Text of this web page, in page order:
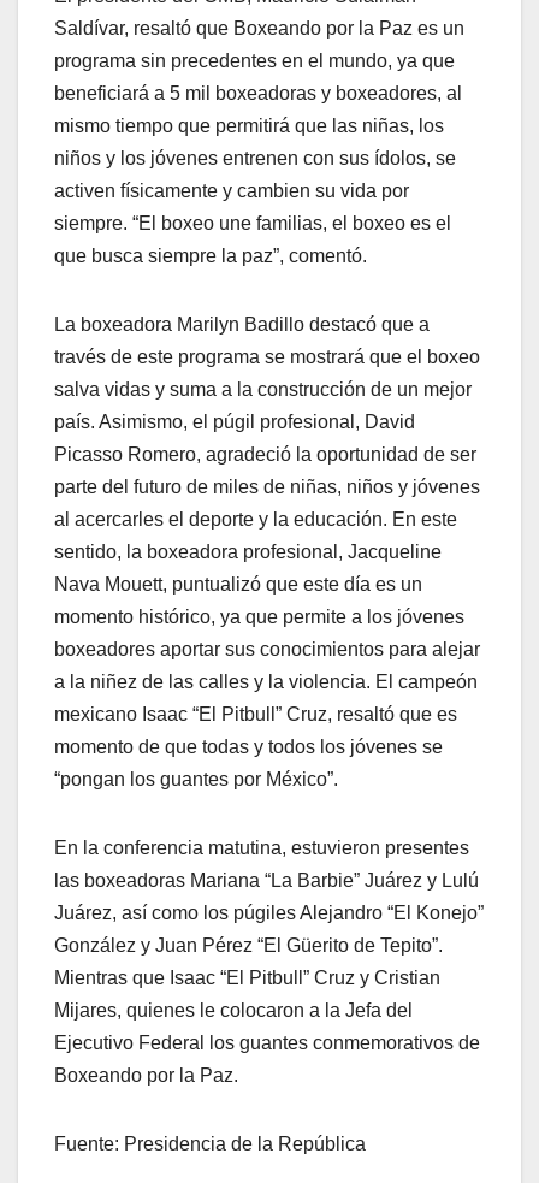
Saldívar, resaltó que Boxeando por la Paz es un
programa sin precedentes en el mundo, ya que
beneficiará a 5 mil boxeadoras y boxeadores, al
mismo tiempo que permitirá que las niñas, los
niños y los jóvenes entrenen con sus ídolos, se
activen físicamente y cambien su vida por
siempre. “El boxeo une familias, el boxeo es el
que busca siempre la paz”, comentó.
La boxeadora Marilyn Badillo destacó que a
través de este programa se mostrará que el boxeo
salva vidas y suma a la construcción de un mejor
país. Asimismo, el púgil profesional, David
Picasso Romero, agradeció la oportunidad de ser
parte del futuro de miles de niñas, niños y jóvenes
al acercarles el deporte y la educación. En este
sentido, la boxeadora profesional, Jacqueline
Nava Mouett, puntualizó que este día es un
momento histórico, ya que permite a los jóvenes
boxeadores aportar sus conocimientos para alejar
a la niñez de las calles y la violencia. El campeón
mexicano Isaac “El Pitbull” Cruz, resaltó que es
momento de que todas y todos los jóvenes se
“pongan los guantes por México”.
En la conferencia matutina, estuvieron presentes
las boxeadoras Mariana “La Barbie” Juárez y Lulú
Juárez, así como los púgiles Alejandro “El Konejo”
González y Juan Pérez “El Güerito de Tepito”.
Mientras que Isaac “El Pitbull” Cruz y Cristian
Mijares, quienes le colocaron a la Jefa del
Ejecutivo Federal los guantes conmemorativos de
Boxeando por la Paz.
Fuente: Presidencia de la República